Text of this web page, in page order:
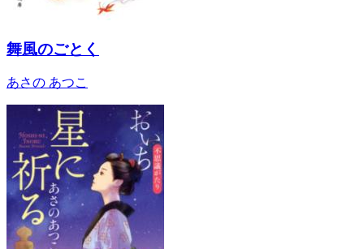
舞風のごとく
あさの あつこ